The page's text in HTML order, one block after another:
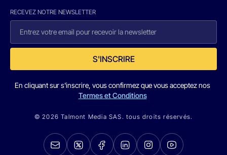
RECEVEZ NOTRE NEWSLETTER
S'INSCRIRE
En cliquant sur s'inscrire, vous confirmez que vous acceptez nos
Termes et Conditions
© 2026 Talmont Media SAS. tous droits réservés.